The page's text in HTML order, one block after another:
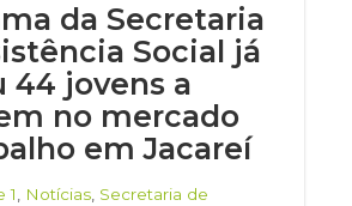
da Secretaria
Social já
44 jovens a
no mercado
em Jacareí
1 Notícias Secretaria de